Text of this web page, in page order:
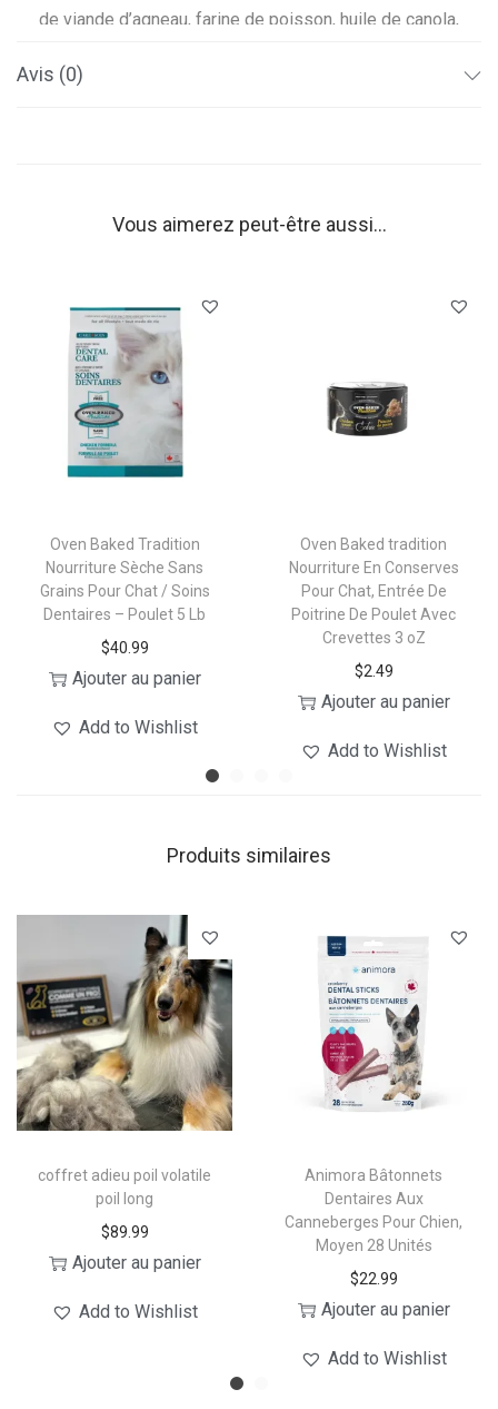
de viande d’agneau, farine de poisson, huile de canola,
porc frais, pulpe de betterave séchée, saveur
de lin entières moulues, ananas, canneberges,
supplément de vitamine E, huile de noix de coco,
inuline, taurine, sulfate de fer, chlorhydrate de
glucosamine, sulfate de zinc, sulfate de chondroïtine,
extrait de yucca schidigera, protéinate de zinc, produit
de fermentation séché de bacillus coagulans, extrait
de thé vert, supplément de niacine, sulfate de cuivre,
mononitrate de thiamine, d-pantothénate de calcium,
chlorhydrate de pyridoxine, biotine, supplément de
riboflavine, supplément de vitamine B12, supplément
de vitamine D3, iodate de calcium, acide folique,
sélénite de sodium, extrait de romarin. Peut contenir
Avis (0)
Vous aimerez peut-être aussi…
Oven Baked Tradition
Nourriture Sèche Sans
Grains Pour Chat / Soins
Dentaires – Poulet 5 Lb
$40.99
Ajouter au panier
Add to Wishlist
Oven Baked tradition
Nourriture En Conserves
Pour Chat, Entrée De
Poitrine De Poulet Avec
Crevettes 3 oZ
$2.49
Ajouter au panier
Add to Wishlist
Produits similaires
coffret adieu poil volatile
poil long
$89.99
Ajouter au panier
Add to Wishlist
Animora Bâtonnets
Dentaires Aux
Canneberges Pour Chien,
Moyen 28 Unités
$22.99
Ajouter au panier
Add to Wishlist